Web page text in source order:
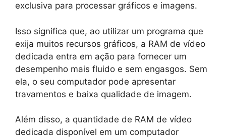
exclusiva para processar gráficos e imagens.
Isso significa que, ao utilizar um programa que
exija muitos recursos gráficos, a RAM de vídeo
dedicada entra em ação para fornecer um
desempenho mais fluido e sem engasgos. Sem
ela, o seu computador pode apresentar
travamentos e baixa qualidade de imagem.
Além disso, a quantidade de RAM de vídeo
dedicada disponível em um computador